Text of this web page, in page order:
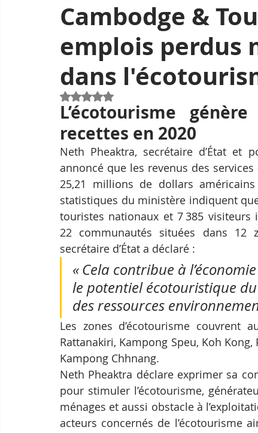
Cambodge &
emplois perdus
dans
Noté NaN étoiles sur 5.
L’écotourisme
recettes en 2020
Neth Pheaktra, secrétaire d’État et
annoncé que les revenus des
25,21 millions de dollars
statistiques du ministère indiquent
touristes nationaux et 7 385
22 communautés situées dans 12
secrétaire d’État a déclaré :
« Cela contribue à
le potentiel écotouristique
des ressources
Les zones d’écotourisme couvrent
Rattanakiri, Kampong Speu, Koh
Kampong Chhnang.
Neth Pheaktra déclare exprimer sa
pour stimuler l’écotourisme,
ménages et aussi obstacle à
acteurs concernés de l’écotourisme